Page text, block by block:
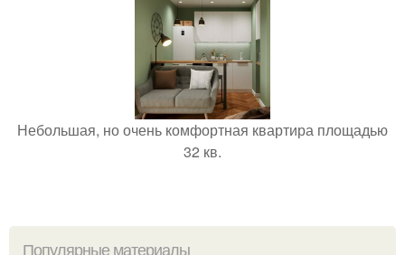
Небольшая, но очень комфортная квартира площадью
32 кв.
Популярные материалы